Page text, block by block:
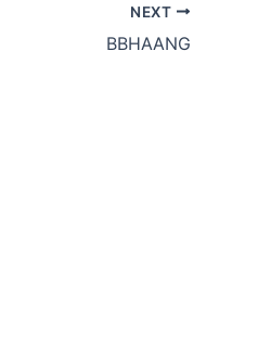
NEXT
BBHAANG